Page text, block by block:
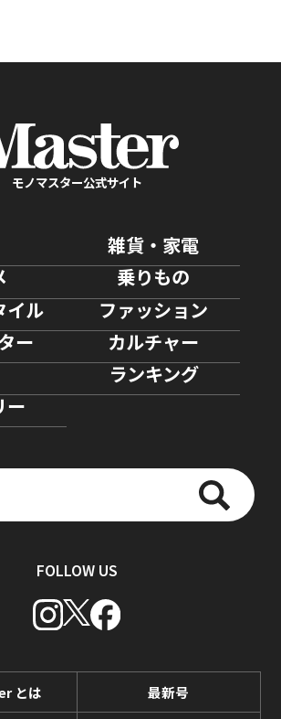
モノマスター公式サイト
雑貨・家電
乗りもの
イル
ファッション
ー
カルチャー
ランキング
ー
FOLLOW US
とは 最新号